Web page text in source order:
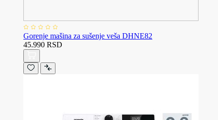
Gorenje mašina za sušenje veša DHNE82
45.990 RSD